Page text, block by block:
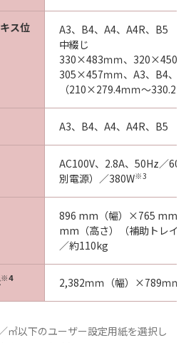
ス位
A3、B4、A4、A4R、B5
中綴じ
330×483ｍｍ、320×450ｍ
305×457ｍｍ、A3、B4、
（210×279.4ｍｍ～
A3、B4、A4、A4R、B5
AC100V、2.8A、50Hz／
別電源）／380W※3
896 mm（幅）×765 mm（
mm（高さ）（補助トレイ
／約110kg
※4 2,382ｍｍ（幅）×789ｍｍ
㎡以下のユーザー設定用紙を選択し